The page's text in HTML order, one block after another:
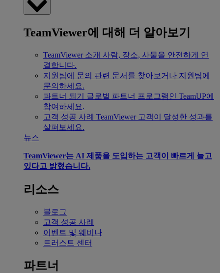
TeamViewer에 대해 더 알아보기
TeamViewer 소개 사람, 장소, 사물을 안전하게 연
결합니다.
지원팀에 문의 관련 문서를 찾아보거나 지원팀에
문의하세요.
파트너 되기
글로벌 파트너 프로그램인 TeamUP에
참여하세요.
고객 성공 사례 TeamViewer 고객이 달성한 성과를
살펴보세요.
뉴스
TeamViewer는 AI 제품을 도입하는 고객이 빠르게 늘고
있다고 밝혔습니다.
리소스
블로그
고객 성공 사례
이벤트 및 웨비나
트러스트 센터
파트너